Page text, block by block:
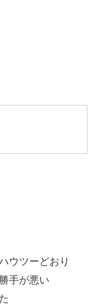
ウツーどおり
手が悪い